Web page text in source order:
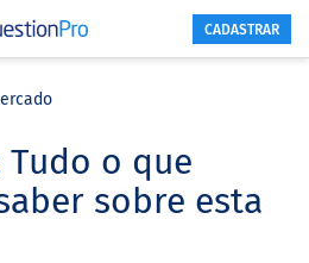
CADASTRAR
o que
sobre esta